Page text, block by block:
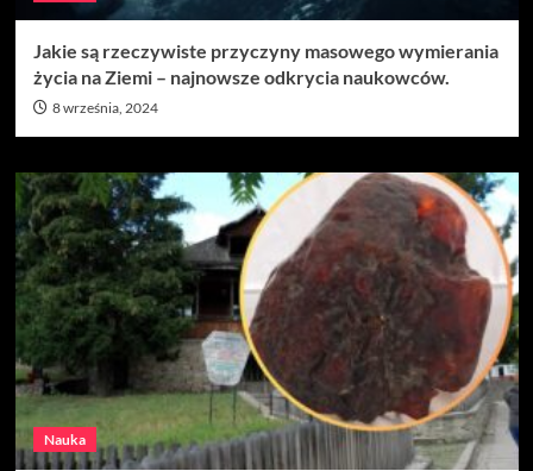
Jakie są rzeczywiste przyczyny masowego wymierania
życia na Ziemi – najnowsze odkrycia naukowców.
8 września, 2024
Nauka